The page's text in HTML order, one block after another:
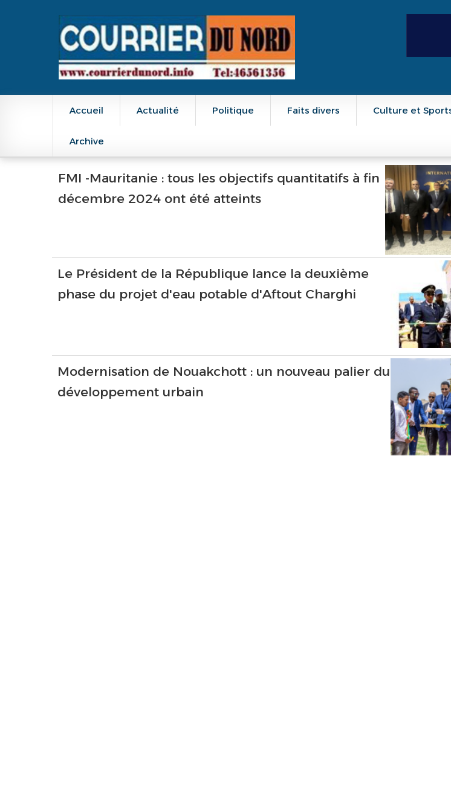
Main navigation
Accueil Actualité Politique Faits divers Culture et
Archive
FMI -Mauritanie : tous les objectifs quantitatifs à fin
décembre 2024 ont été atteints
Le Président de la République lance la deuxième
phase du projet d'eau potable d'Aftout Charghi
Modernisation de Nouakchott : un nouveau palier du
développement urbain